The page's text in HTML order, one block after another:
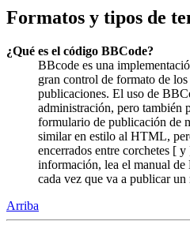
Formatos y tipos de
¿Qué es el código BBCode?
BBcode es una
gran control de formato de
publicaciones. El uso de
administración, pero también
formulario de publicación de
similar en estilo al HTML,
encerrados entre corchetes [
información, lea el manual
cada vez que va a publicar un
Arriba